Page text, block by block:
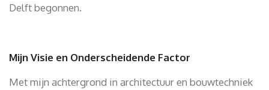
Delft begonnen.
Mijn Visie en Onderscheidende Factor
Met mijn achtergrond in architectuur en bouwtechniek